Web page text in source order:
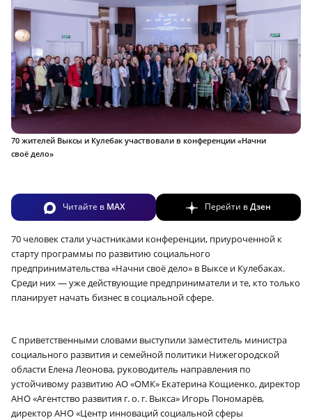
70 жителей Выксы и Кулебак участвовали в конференции «Начни
своё дело»
Читайте в MAX Перейти вДзен
70 человек стали участниками конференции, приуроченной к
старту программы по развитию социального
предпринимательства «Начни своё дело» в Выксе и Кулебаках.
Среди них — уже действующие предприниматели и те, кто только
планирует начать бизнес в социальной сфере.
С приветственными словами выступили заместитель министра
социального развития и семейной политики Нижегородской
области Елена Леонова, руководитель направления по
устойчивому развитию АО «ОМК» Екатерина Кощиенко, директор
АНО «Агентство развития г. о. г. Выкса» Игорь Пономарёв,
директор АНО «Центр инноваций социальной сферы